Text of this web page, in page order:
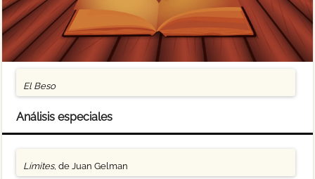
El Beso
Análisis especiales
Límites, de Juan Gelman